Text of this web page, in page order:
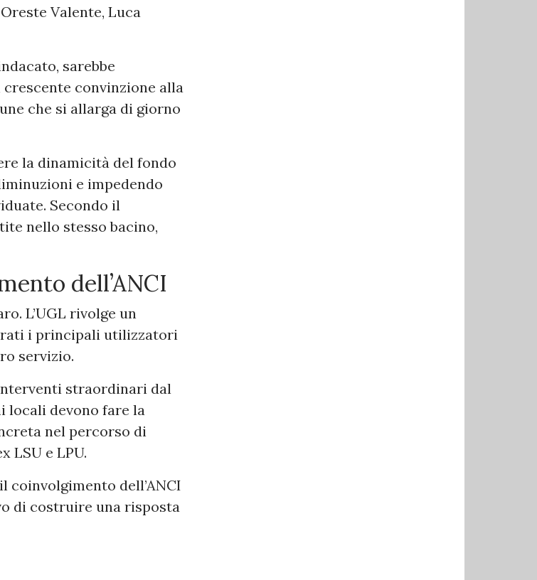
Valente, Luca
sarebbe
convinzione alla
che si allarga di giorno
la dinamicità del fondo
e impedendo
Secondo il
nello stesso bacino,
dell’ANCI
L’UGL rivolge un
i principali utilizzatori
servizio.
straordinari dal
locali devono fare la
nel percorso di
LSU e LPU.
coinvolgimento dell’ANCI
di costruire una risposta